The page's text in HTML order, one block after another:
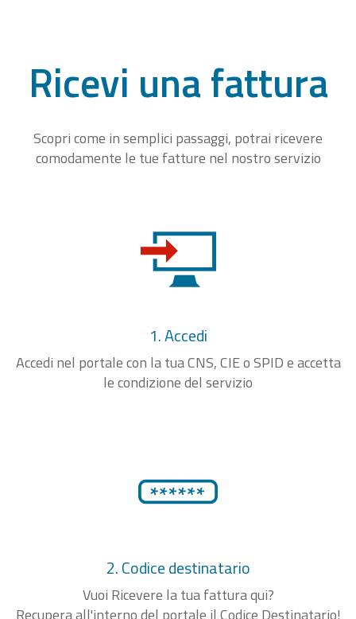
Ricevi una fattura
Scopri come in semplici passaggi, potrai ricevere
comodamente le tue fatture nel nostro servizio
1. Accedi
Accedi nel portale con la tua CNS, CIE o SPID e accetta
le condizione del servizio
2. Codice destinatario
Vuoi Ricevere la tua fattura qui?
Recupera all'interno del portale il Codice Destinatario!